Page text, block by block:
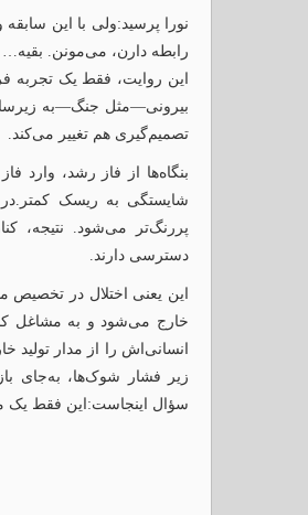
نورا پرسید:ولی با این
رابطه دارن، می‌مونن.
این روایت، فقط یک
بیرونی—مثل جنگ—به
تصمیم‌گیری هم تغییر می‌کند.
بنگاه‌ها از فاز رشد، وارد
شایستگی به ریسک
پررنگ‌تر می‌شود. نتیجه،
دسترسی دارند.
این یعنی اختلال در تخصیص
خارج می‌شود و به مشاغل
انسانی‌اش را از مدار
زیر فشار شوک‌ها، به‌جای
سؤال اینجاست:این فقط یک